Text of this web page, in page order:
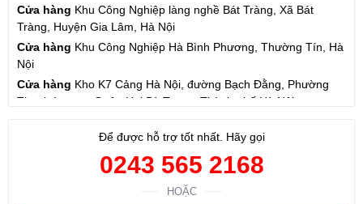
Cửa hàng Khu Công Nghiệp làng nghề Bát Tràng, Xã Bát
Tràng, Huyện Gia Lâm, Hà Nội
Cửa hàng Khu Công Nghiệp Hà Bình Phương, Thường Tín, Hà
Nội
Cửa hàng Kho K7 Cảng Hà Nội, đường Bạch Đằng, Phường
Thanh Lương, Quận Hai Bà Trưng, Thành phố Hà Nội
Để được hỗ trợ tốt nhất. Hãy gọi
0243 565 2168
HOẶC